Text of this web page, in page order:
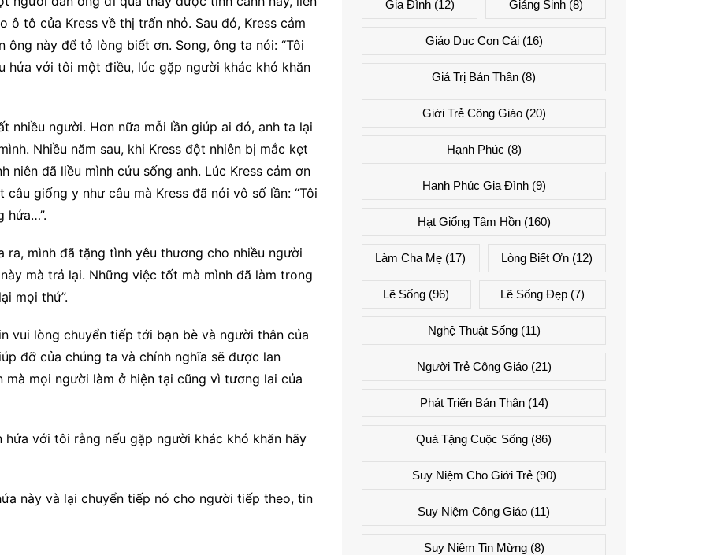
ô tô của Kress về thị trấn nhỏ. Sau đó, Kress cảm
này để tỏ lòng biết ơn. Song, ông ta nói: “Tôi
hứa với tôi một điều, lúc gặp người khác khó khăn
nhiều người. Hơn nữa mỗi lần giúp ai đó, anh ta lại
Nhiều năm sau, khi Kress đột nhiên bị mắc kẹt
đã liều mình cứu sống anh. Lúc Kress cảm ơn
giống y như câu mà Kress đã nói vô số lần: “Tôi
hứa…”.
ra, mình đã tặng tình yêu thương cho nhiều người
mà trả lại. Những việc tốt mà mình đã làm trong
mọi thứ”.
vui lòng chuyển tiếp tới bạn bè và người thân của
đỡ của chúng ta và chính nghĩa sẽ được lan
mọi người làm ở hiện tại cũng vì tương lai của
với tôi rằng nếu gặp người khác khó khăn hãy
này và lại chuyển tiếp nó cho người tiếp theo, tin
Gia Đình(12) Giáng Sinh(8)
Giáo Dục Con Cái(16)
Giá Trị Bản Thân (8)
Giới Trẻ Công Giáo(20)
Hạnh Phúc (8)
Hạnh Phúc Gia Đình(9)
Hạt Giống Tâm Hồn(160)
Làm Cha Mẹ (17) Lòng Biết Ơn(12)
Lẽ Sống (96) Lẽ Sống Đẹp(7)
Nghệ Thuật Sống(11)
Người Trẻ Công Giáo(21)
Phát Triển Bản Thân(14)
Quà Tặng Cuộc Sống (86)
Suy Niệm Cho Giới Trẻ(90)
Suy Niệm Công Giáo (11)
Suy Niệm Tin Mừng(8)